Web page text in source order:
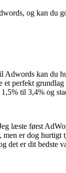
og kan du
kan du
perfekt
til 3,4% og
læste først
er dog
det er dit bedste